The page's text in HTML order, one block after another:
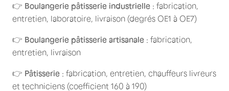
👉 Boulangerie pâtisserie industrielle : fabrication,
entretien, laboratoire, livraison (degrés OE1 à OE7)
👉 Boulangerie pâtisserie artisanale : fabrication,
entretien, livraison
👉 Pâtisserie : fabrication, entretien, chauffeurs livreurs
et techniciens (coefficient 160 à 190)